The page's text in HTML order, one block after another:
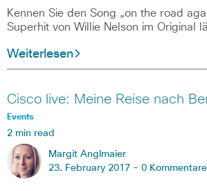
Kennen Sie den Song „on the road
Superhit von Willie Nelson im Original
Weiterlesen
Cisco live: Meine Reise nach
Events
2 min read
Margit Anglmaier
23. February 2017 - 0 Kommentare